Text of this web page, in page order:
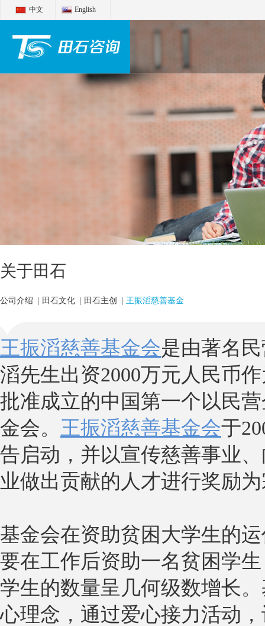
中文 English
关于田石
公司介绍 田石文化 田石主创 王振滔慈善基金
王振滔慈善基金会是由著名
滔先生出资2000万元人民币
批准成立的中国第一个以民
金会。 王振滔慈善基金会于
告启动，并以宣传慈善事业
业做出贡献的人才进行奖励
基金会在资助贫困大学生的
要在工作后资助一名贫困学
学生的数量呈几何级数增长
心理念，通过爱心接力活动